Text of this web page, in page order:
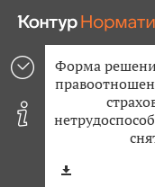
Форма